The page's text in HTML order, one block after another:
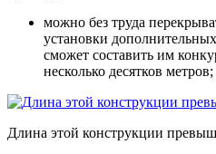
можно без труда
установки
сможет составить им
несколько десятков метров;
Длина этой конструкции